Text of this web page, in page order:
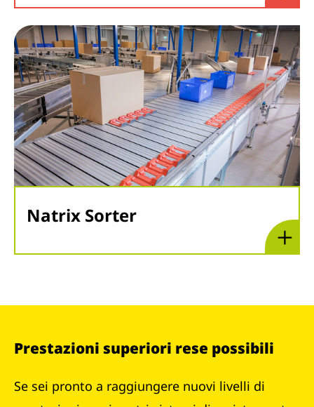
Natrix Sorter
Prestazioni superiori rese possibili
Se sei pronto a raggiungere nuovi livelli di